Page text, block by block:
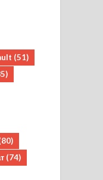
(51)
(74)